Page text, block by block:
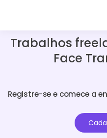
Trabalhos
Face
Registre-se e comece a